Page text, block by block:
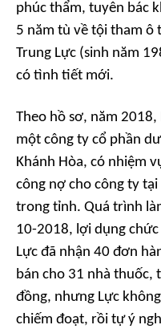
phúc thẩm, tuyên bác
5 năm tù về tội tham ô
Trung Lực (sinh năm
có tình tiết mới.
Theo hồ sơ, năm
một công ty cổ phần
Khánh Hòa, có nhiệm
công nợ cho công ty
trong tỉnh. Quá trình
10-2018, lợi dụng
Lực đã nhận 40 đơn
bán cho 31 nhà thuốc,
đồng, nhưng Lực
chiếm đoạt, rồi tự ý